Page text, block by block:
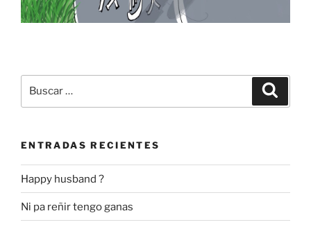
por:
ENTRADAS RECIENTES
Happy husband ?
Ni pa reñir tengo ganas